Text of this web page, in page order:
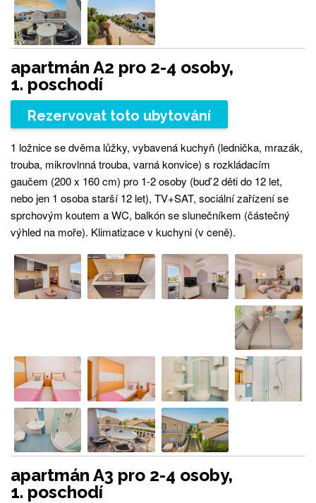
apartmán A2 pro 2-4 osoby,
1. poschodí
Rezervovat toto ubytování
1 ložnice se dvěma lůžky, vybavená kuchyň (lednička, mrazák,
trouba, mikrovlnná trouba, varná konvice) s rozkládacím
gaučem (200 x 160 cm) pro 1-2 osoby (buď 2 děti do 12 let,
nebo jen 1 osoba starší 12 let), TV+SAT, sociální zařízení se
sprchovým koutem a WC, balkón se slunečníkem (částečný
výhled na moře). Klimatizace v kuchyni (v ceně).
apartmán A3 pro 2-4 osoby,
1. poschodí